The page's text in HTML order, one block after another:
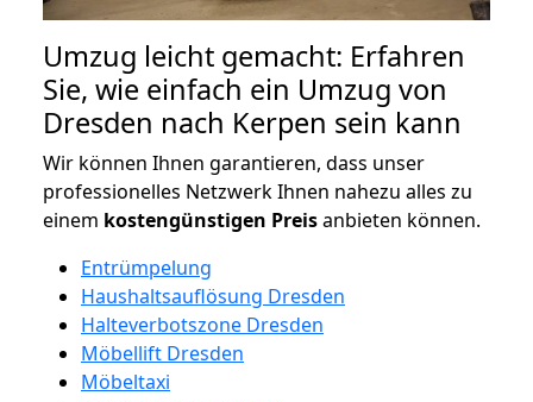
Umzug leicht gemacht: Erfahren
Sie, wie einfach ein Umzug von
Dresden nach Kerpen sein kann
Wir können Ihnen garantieren, dass unser
professionelles Netzwerk Ihnen nahezu alles zu
einem kostengünstigen Preisanbieten können.
Entrümpelung
Haushaltsauflösung Dresden
Halteverbotszone Dresden
Möbellift Dresden
Möbeltaxi